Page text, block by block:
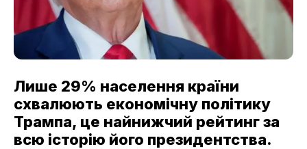
Лише 29% населення країни
схвалюють економічну політику
Трампа, це найнижчий рейтинг за
всю історію його президентства.